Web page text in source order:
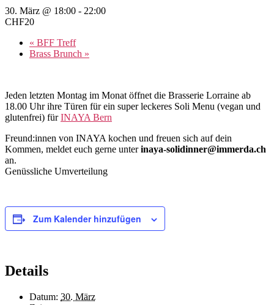
30. März @ 18:00 - 22:00
CHF20
« BFF Treff
Brass Brunch »
Jeden letzten Montag im Monat öffnet die Brasserie Lorraine ab
18.00 Uhr ihre Türen für ein super leckeres Soli Menu (vegan und
glutenfrei) fürINAYA Bern
Freund:innen von INAYA kochen und freuen sich auf dein
Kommen, meldet euch gerne unterinaya-solidinner@immerda.ch
an.
Genüssliche Umverteilung
Zum Kalender hinzufügen
Details
Datum: 30. März